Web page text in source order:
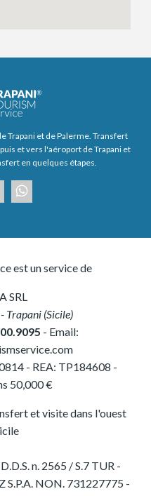
Trapani et de Palerme. Transfert
et vers l'aéroport de Trapani et
en quelques étapes.
est un service de
SRL
- Trapani (Sicile)
- Email:
- REA: TP184608 -
50,000 €
et visite dans l'ouest
n. 2565 / S.7 TUR -
S.P.A. NON. 731227775 -